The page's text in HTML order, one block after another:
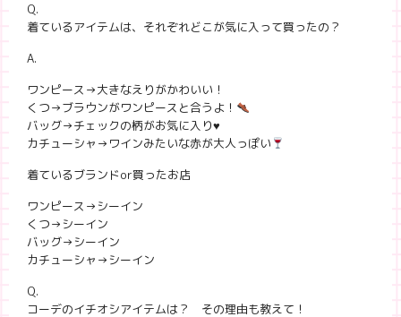
Q.
着ているアイテムは、それぞれどこが気に入って買ったの？
A.
ワンピース→大きなえりがかわいい！
くつ→ブラウンがワンピースと合うよ！
バッグ→チェックの柄がお気に入り♥
カチューシャ→ワインみたいな赤が大人っぽい
着ているブランドor買ったお店
ワンピース→シーイン
くつ→シーイン
バッグ→シーイン
カチューシャ→シーイン
Q.
コーデのイチオシアイテムは？ その理由も教えて！